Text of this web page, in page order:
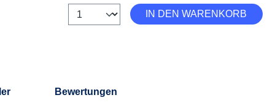
Anzahl IN DEN WARENKORB
Bewertungen